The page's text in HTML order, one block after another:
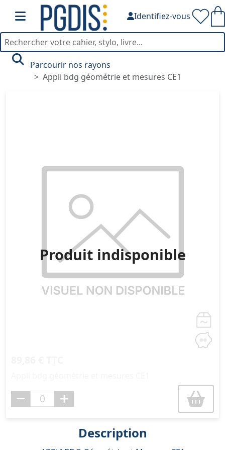
Identifiez-vous
Parcourir nos rayons
Appli bdg géométrie et mesures CE1
Produit indisponible
Description